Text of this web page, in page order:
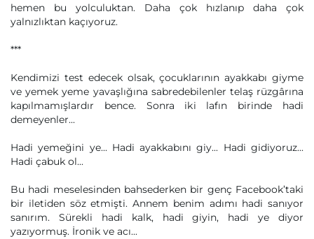
hemen bu yolculuktan. Daha çok hızlanıp daha çok
yalnızlıktan kaçıyoruz.
***
Kendimizi test edecek olsak, çocuklarının ayakkabı giyme
ve yemek yeme yavaşlığına sabredebilenler telaş rüzgârına
kapılmamışlardır bence. Sonra iki lafın birinde hadi
demeyenler...
Hadi yemeğini ye... Hadi ayakkabını giy... Hadi gidiyoruz...
Hadi çabuk ol...
Bu hadi meselesinden bahsederken bir genç Facebook’taki
bir iletiden söz etmişti. Annem benim adımı hadi sanıyor
sanırım. Sürekli hadi kalk, hadi giyin, hadi ye diyor
yazıyormuş. İronik ve acı...